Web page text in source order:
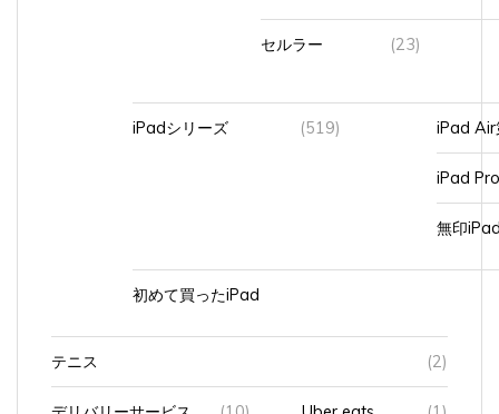
セルラー (23)
iPadシリーズ (519) iPad Air
iPad Pro
無印
初めて買ったiPad
テニス (2)
デリバリーサービス (10) Uber eats (1)